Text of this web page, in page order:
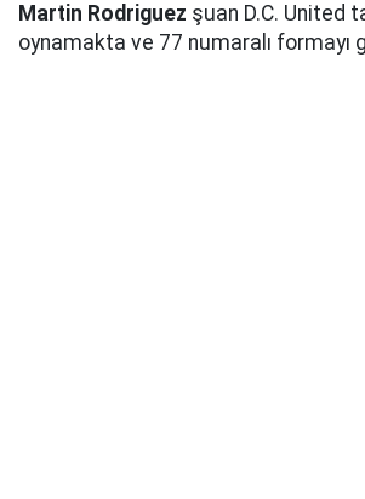
Martin Rodriguez şuan D.C. United
oynamakta ve 77 numaralı formayı